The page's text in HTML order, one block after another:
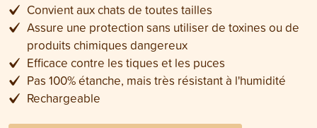
Convient aux chats de toutes tailles
Assure une protection sans utiliser de toxines ou de
produits chimiques dangereux
Efficace contre les tiques et les puces
Pas 100% étanche, mais très résistant à l'humidité
Rechargeable